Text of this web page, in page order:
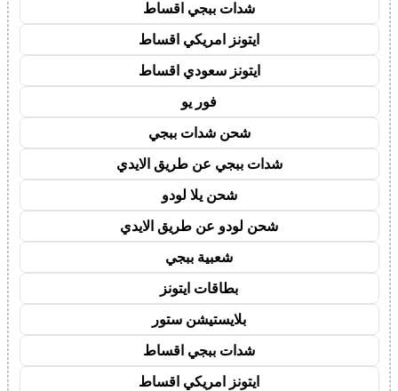
شدات ببجي اقساط
ايتونز امريكي اقساط
ايتونز سعودي اقساط
فور يو
شحن شدات ببجي
شدات ببجي عن طريق الايدي
شحن يلا لودو
شحن لودو عن طريق الايدي
شعبية ببجي
بطاقات ايتونز
بلايستيشن ستور
شدات ببجي اقساط
ايتونز امريكي اقساط